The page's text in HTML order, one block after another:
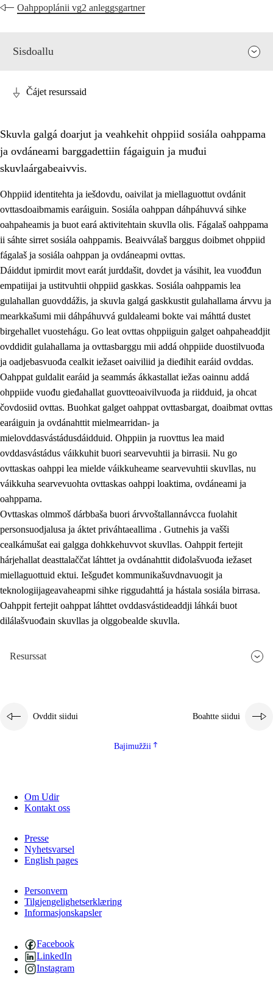
Oahppoplánii vg2 anleggsgartner
Sisdoallu
2. Oahppama prinsihpat, ovdáneapmi ja oahppahábmen
2.1 Sosiála oahppan ja ovdáneapmi
2.2 Gealbu fágain
2.3 Vuođđogálggat
2.4 Oahppat oahppat
Čájet resurssaid
Skuvla galgá doarjut ja veahkehit ohppiid sosiála oahppama
ja ovdáneami barggadettiin fágaiguin ja muđui
skuvlaárgabeaivvis.
Ohppiid identitehta ja iešdovdu, oaivilat ja miellaguottut ovdánit
ovttasdoaibmamis earáiguin. Sosiála oahppan dáhpáhuvvá sihke
oahpaheamis ja buot eará aktivitehtain skuvlla olis. Fágalaš oahppama
ii sáhte sirret sosiála oahppamis. Beaivválaš barggus doibmet ohppiid
fágalaš ja sosiála oahppan ja ovdáneapmi ovttas.
Dáiddut ipmirdit movt earát jurddašit, dovdet ja vásihit, lea vuođđun
empatiijai ja ustitvuhtii ohppiid gaskkas. Sosiála oahppamis lea
gulahallan guovddážis, ja skuvla galgá gaskkustit gulahallama árvvu ja
mearkkašumi mii dáhpáhuvvá guldaleami bokte vai máhttá dustet
birgehallet vuostehágu. Go leat ovttas ohppiiguin galget oahpaheaddjit
ovddidit gulahallama ja ovttasbarggu mii addá ohppiide duostilvuođa
ja oadjebasvuođa cealkit iežaset oaiviliid ja dieđihit earáid ovddas.
Oahppat guldalit earáid ja seammás ákkastallat iežas oainnu addá
ohppiide vuođu gieđahallat guovtteoaivilvuođa ja riidduid, ja ohcat
čovdosiid ovttas. Buohkat galget oahppat ovttasbargat, doaibmat ovttas
earáiguin ja ovdánahttit mielmearridan- ja
mielovddasvástádusdáidduid. Ohppiin ja ruovttus lea maid
ovddasvástádus váikkuhit buori searvevuhtii ja birrasii. Nu go
ovttaskas oahppi lea mielde váikkuheame searvevuhtii skuvllas, nu
váikkuha searvevuohta ovttaskas oahppi loaktima, ovdáneami ja
oahppama.
Ovttaskas olmmoš dárbbaša buori árvvoštallannávcca fuolahit
personsuodjalusa ja áktet priváhtaeallima . Gutnehis ja vašši
cealkámušat eai galgga dohkkehuvvot skuvllas. Oahppit fertejit
hárjehallat deasttalaččat láhttet ja ovdánahttit diđolašvuođa iežaset
miellaguottuid ektui. Iešguđet kommunikašuvdnavuogit ja
teknologiijageavaheapmi sihke riggudahttá ja hástala sosiála birrasa.
Oahppit fertejit oahppat láhttet ovddasvástideaddji láhkái buot
dilálašvuođain skuvllas ja olggobealde skuvlla.
Resurssat
Ovddit siidui Boahtte siidui
Bajimužžii
Om Udir
Kontakt oss
Presse
Nyhetsvarsel
English pages
Personvern
Tilgjengelighetserklæring
Informasjonskapsler
Facebook
LinkedIn
Instagram